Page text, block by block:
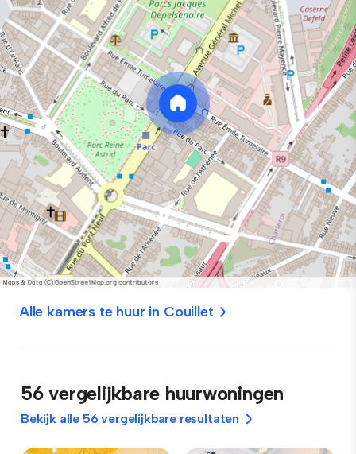
Alle kamers te huur in Couillet
56 vergelijkbare huurwoningen
Bekijk alle 56 vergelijkbare resultaten